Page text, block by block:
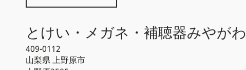
とけい・メガネ・補聴器みやがわ
409-0112
山梨県上野原市